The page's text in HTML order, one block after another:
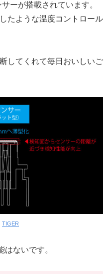
ーが搭載されています。
たような温度コントロール
してくれて毎日おいしいご
TIGER
ないです。